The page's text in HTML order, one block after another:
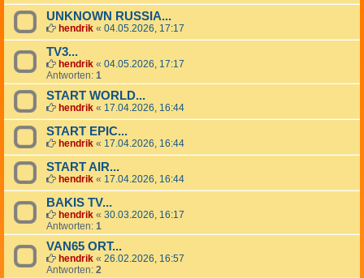
UNKNOWN RUSSIA...
hendrik « 04.05.2026, 17:17
TV3...
hendrik « 04.05.2026, 17:17
Antworten: 1
START WORLD...
hendrik « 17.04.2026, 16:44
START EPIC...
hendrik « 17.04.2026, 16:44
START AIR...
hendrik « 17.04.2026, 16:44
BAKIS TV...
hendrik « 30.03.2026, 16:17
Antworten: 1
VAN65 ORT...
hendrik « 26.02.2026, 16:57
Antworten: 2